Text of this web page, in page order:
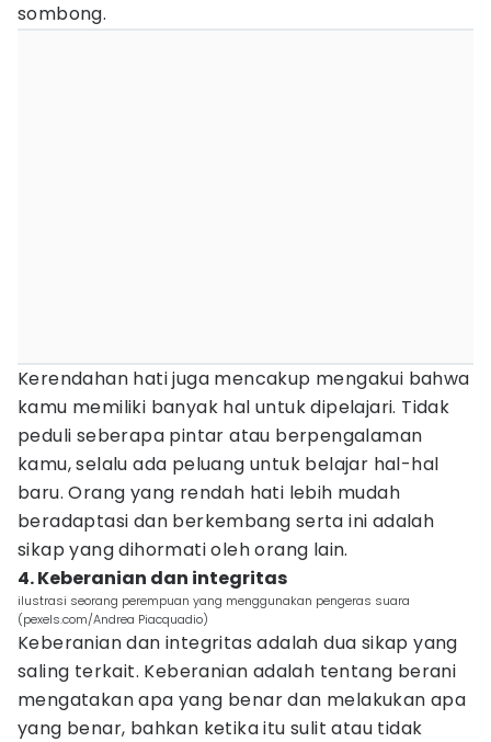
sombong.
Kerendahan hati juga mencakup mengakui bahwa
kamu memiliki banyak hal untuk dipelajari. Tidak
peduli seberapa pintar atau berpengalaman
kamu, selalu ada peluang untuk belajar hal-hal
baru. Orang yang rendah hati lebih mudah
beradaptasi dan berkembang serta ini adalah
sikap yang dihormati oleh orang lain.
4. Keberanian dan integritas
ilustrasi seorang perempuan yang menggunakan pengeras suara
(pexels.com/Andrea Piacquadio)
Keberanian dan integritas adalah dua sikap yang
saling terkait. Keberanian adalah tentang berani
mengatakan apa yang benar dan melakukan apa
yang benar, bahkan ketika itu sulit atau tidak